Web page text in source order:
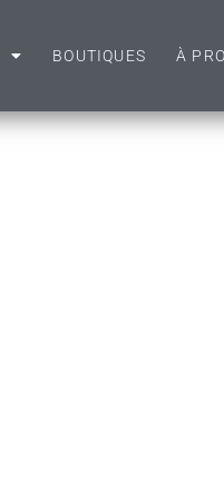
BOUTIQUES À